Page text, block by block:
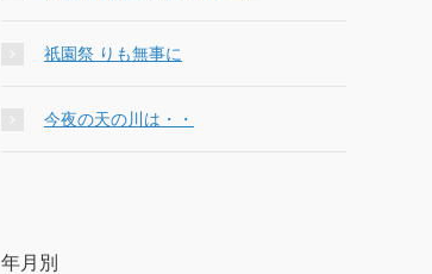
祇園祭 りも無事に
今夜の天の川は・・
年月別